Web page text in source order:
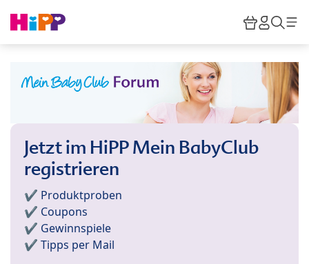
HiPP
Jetzt im HiPP Mein BabyClub
registrieren
✔️ Produktproben
✔️ Coupons
✔️ Gewinnspiele
✔️ Tipps per Mail